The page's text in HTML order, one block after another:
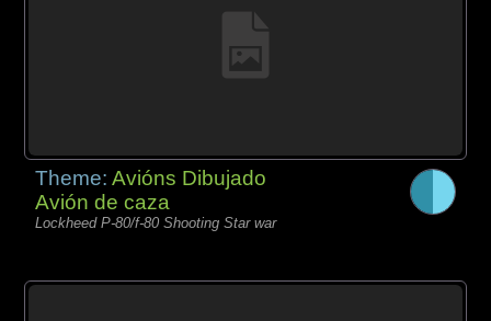
Theme:Avións Dibujado
Avión de caza
Lockheed P-80/f-80 Shooting Star war